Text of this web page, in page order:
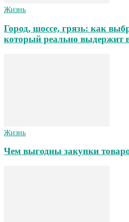
Жизнь
Город, шоссе, грязь: как
который реально выдержит
Жизнь
Чем выгодны закупки